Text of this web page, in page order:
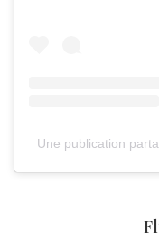
Une publication